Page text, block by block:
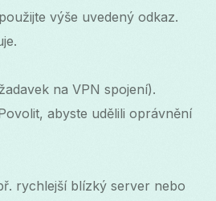
výše uvedený odkaz.
na VPN spojení).
abyste udělili oprávnění
rychlejší blízký server nebo